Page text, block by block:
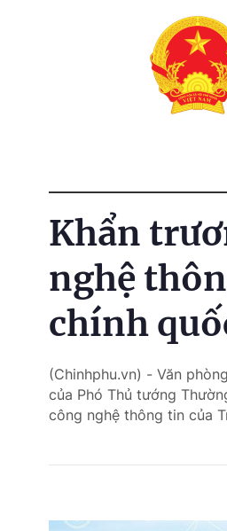
Khẩn
nghệ
chính
(Chinhphu.vn) - Văn
của Phó Thủ tướng
công nghệ thông tin của